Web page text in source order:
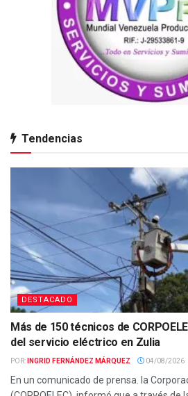
Tendencias
DESTACADO
Más de 150 técnicos de
del servicio eléctrico en Zulia
POR: INGRID FERNÁNDEZ MÁRQUEZ 04/08/2026
En un comunicado de prensa. la